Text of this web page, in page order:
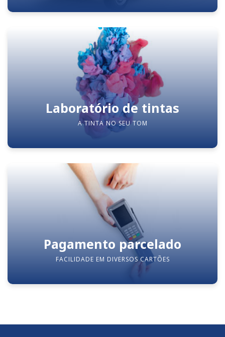
Laboratório de tintas
A TINTA NO SEU TOM
Pagamento parcelado
FACILIDADE EM DIVERSOS CARTÕES